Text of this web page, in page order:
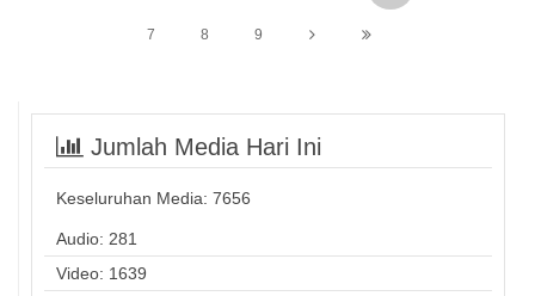
7 8 9
Jumlah Media Hari Ini
Keseluruhan Media: 7656
Audio: 281
Video: 1639